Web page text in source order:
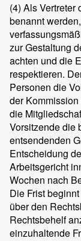
(4) Als Vertreter
benannt
zur Gestaltung
achten und die
respektieren.
Personen die
der
die
Vorsitzende die
entsendenden
Entscheidung
Arbeitsgericht
Wochen nach
Die Frist
über den
Rechtsbehelf
einzuhaltende